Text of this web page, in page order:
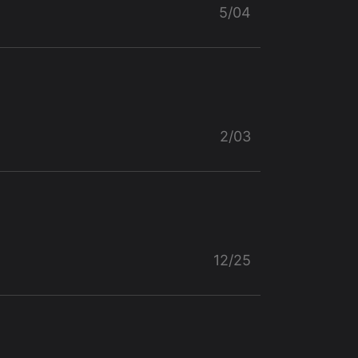
5/04
2/03
12/25